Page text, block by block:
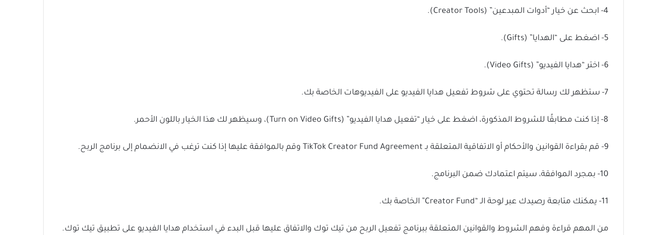
4- ابحث عن خيار “أدوات المبدعين” (Creator Tools).
5- اضغط على “الهدايا” (Gifts).
6- اختر “هدايا الفيديو” (Video Gifts).
7- ستظهر لك رسالة تحتوي على شروط تفعيل هدايا الفيديو على الفيديوهات الخاصة بك.
8- إذا كنت مطابقًا للشروط المذكورة، اضغط على خيار “تفعيل هدايا الفيديو” (Turn on Video Gifts)، وسيظهر لك هذا الخيار باللون الأحمر.
9- قم بقراءة القوانين والأحكام أو الاتفاقية المتعلقة بـ TikTok Creator Fund Agreement وقم بالموافقة عليها إذا كنت ترغب في الانضمام إلى برنامج الربح.
10- بمجرد الموافقة، سيتم اعتمادك ضمن البرنامج.
11- يمكنك متابعة رصيدك عبر لوحة الـ “Creator Fund” الخاصة بك.
من المهم قراءة وفهم الشروط والقوانين المتعلقة ببرنامج تفعيل الربح من تيك توك والاتفاق عليها قبل البدء في استخدام هدايا الفيديو على تطبيق تيك توك.